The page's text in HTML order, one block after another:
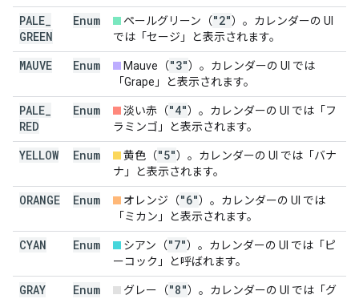
PALE
GREEN
Enum ペールグリーン（"2"）。カレンダーの UI
では「セージ」と表示されます。
MAUVE Enum Mauve（"3"）。カレンダーの UI では
「Grape」と表示されます。
PALE
RED
Enum 淡い赤（"4"）。カレンダーの UI では「フ
ラミンゴ」と表示されます。
YELLOW Enum 黄色（"5"）。カレンダーの UI では「バナ
ナ」と表示されます。
ORANGE Enum オレンジ（"6"）。カレンダーの UI では
「ミカン」と表示されます。
CYAN Enum シアン（"7"）。カレンダーの UI では「ピ
ーコック」と呼ばれます。
GRAY Enum グレー（"8"）。カレンダーの UI では「グ